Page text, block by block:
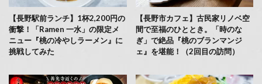
【長野駅前ランチ】1杯2,200円の
衝撃！「Ramen 一水」の限定メ
ニュー『桃の冷やしラーメン』に
挑戦してみた
【長野市カフェ】古民家リノベ空
間で至福のひととき。「時のな
ぎ」で絶品『桃のブランマンジ
ェ』を堪能！（2回目の訪問）